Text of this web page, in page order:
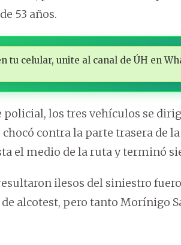
53 años.
tu celular, unite al canal de ÚH en
los tres vehículos se
contra la parte trasera de
el medio de la ruta y terminó
ilesos del siniestro
alcotest, pero tanto Morínigo